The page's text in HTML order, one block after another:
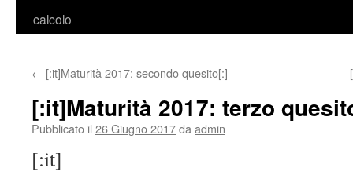
calcolo
← [:it]Maturità 2017: secondo quesito[:]
[:it]Maturità 2017: terzo
Pubblicato il 26 Giugno 2017da admin
[:it]